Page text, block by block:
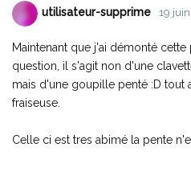
utilisateur-supprime 19
Maintenant que j'ai démonté
question, il s'agit non d'une
mais d'une goupille penté :D tout
fraiseuse.
Celle ci est tres abimé la pente